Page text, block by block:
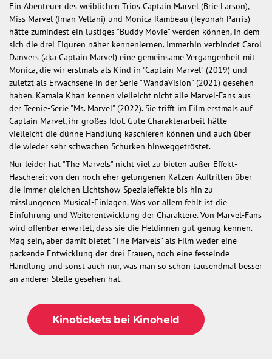
Ein Abenteuer des weiblichen Trios Captain Marvel (Brie Larson),
Miss Marvel (Iman Vellani) und Monica Rambeau (Teyonah Parris)
hätte zumindest ein lustiges "Buddy Movie" werden können, in dem
sich die drei Figuren näher kennenlernen. Immerhin verbindet Carol
Danvers (aka Captain Marvel) eine gemeinsame Vergangenheit mit
Monica, die wir erstmals als Kind in "Captain Marvel" (2019) und
zuletzt als Erwachsene in der Serie "WandaVision" (2021) gesehen
haben. Kamala Khan kennen vielleicht nicht alle Marvel-Fans aus
der Teenie-Serie "Ms. Marvel" (2022). Sie trifft im Film erstmals auf
Captain Marvel, ihr großes Idol. Gute Charakterarbeit hätte
vielleicht die dünne Handlung kaschieren können und auch über
die wieder sehr schwachen Schurken hinweggetröstet.
Nur leider hat "The Marvels" nicht viel zu bieten außer Effekt-
Hascherei: von den noch eher gelungenen Katzen-Auftritten über
die immer gleichen Lichtshow-Spezialeffekte bis hin zu
misslungenen Musical-Einlagen. Was vor allem fehlt ist die
Einführung und Weiterentwicklung der Charaktere. Von Marvel-Fans
wird offenbar erwartet, dass sie die Heldinnen gut genug kennen.
Mag sein, aber damit bietet "The Marvels" als Film weder eine
packende Entwicklung der drei Frauen, noch eine fesselnde
Handlung und sonst auch nur, was man so schon tausendmal besser
an anderer Stelle gesehen hat.
Kinotickets bei Kinoheld